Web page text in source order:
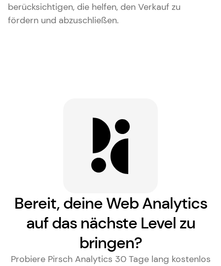
berücksichtigen, die helfen, den Verkauf zu
fördern und abzuschließen.
Bereit, deine Web Analytics
auf das nächste Level zu
bringen?
Probiere Pirsch Analytics 30 Tage lang kostenlos